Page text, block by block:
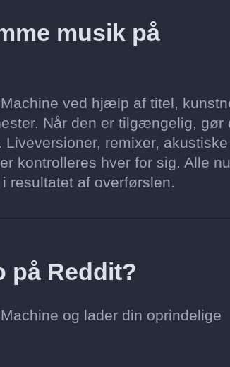
musik på
ved hjælp af titel,
Når den er tilgængelig, gør
remixer, akustiske
kontrolleres hver for sig. Alle
resultatet af overførslen.
på Reddit?
og lader din oprindelige